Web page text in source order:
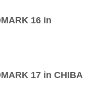
16 in
17 in CHIBA